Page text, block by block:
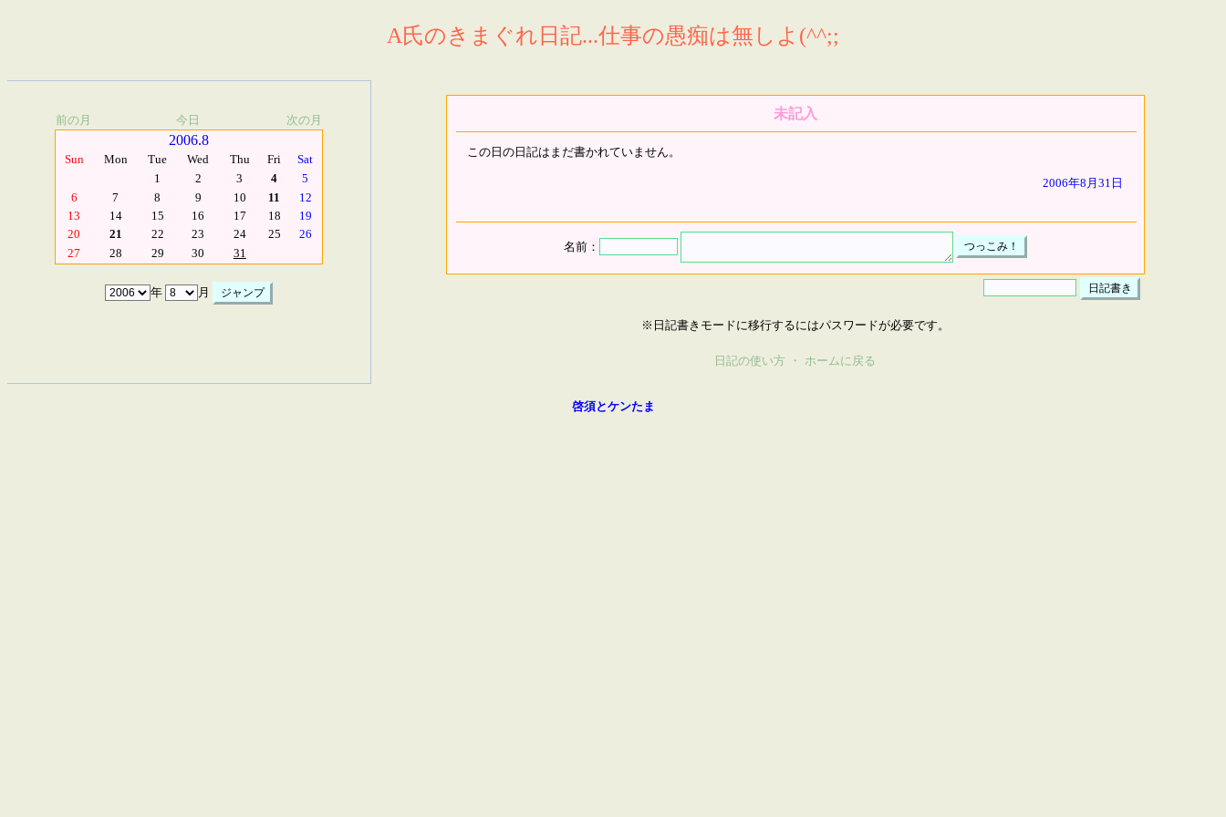
A氏のきまぐれ日記...仕事の愚痴は無しよ(^^;;
前の月 今日 次の月
2006.8
Sun Mon Tue Wed Thu Fri
Sat
1
2 3 4
5
6
7 8 9 10 11
12
13
14 15 16 17 18
19
20
21 22 23 24 25
26
27
28 29 30 31
年 月
未記入
この日の日記はまだ書かれていません。
2006年8月31日
名前：
※日記書きモードに移行するにはパスワードが必要です。
日記の使い方 ・ ホームに戻る
啓須とケンたま